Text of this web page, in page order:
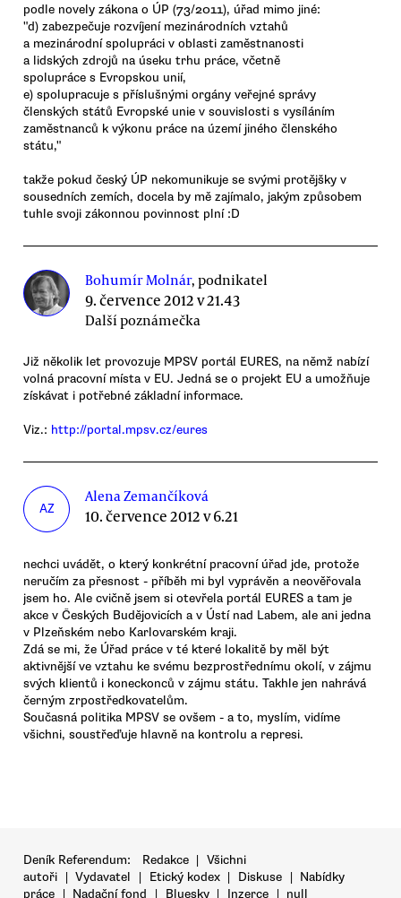
podle novely zákona o ÚP (73/2011), úřad mimo jiné:
"d) zabezpečuje rozvíjení mezinárodních vztahů
a mezinárodní spolupráci v oblasti zaměstnanosti
a lidských zdrojů na úseku trhu práce, včetně
spolupráce s Evropskou unií,
e) spolupracuje s příslušnými orgány veřejné správy
členských států Evropské unie v souvislosti s vysíláním
zaměstnanců k výkonu práce na území jiného členského
státu,"
takže pokud český ÚP nekomunikuje se svými protějšky v
sousedních zemích, docela by mě zajímalo, jakým způsobem
tuhle svoji zákonnou povinnost plní :D
Bohumír Molnár, podnikatel
9. července 2012 v 21.43
Další poznámečka
Již několik let provozuje MPSV portál EURES, na němž nabízí
volná pracovní místa v EU. Jedná se o projekt EU a umožňuje
získávat i potřebné základní informace.
Viz.: http://portal.mpsv.cz/eures
AZ
Alena Zemančíková
10. července 2012 v 6.21
nechci uvádět, o který konkrétní pracovní úřad jde, protože
neručím za přesnost - příběh mi byl vyprávěn a neověřovala
jsem ho. Ale cvičně jsem si otevřela portál EURES a tam je
akce v Českých Budějovicích a v Ústí nad Labem, ale ani jedna
v Plzeňském nebo Karlovarském kraji.
Zdá se mi, že Úřad práce v té které lokalitě by měl být
aktivnější ve vztahu ke svému bezprostřednímu okolí, v zájmu
svých klientů i koneckonců v zájmu státu. Takhle jen nahrává
černým zrpostředkovatelům.
Současná politika MPSV se ovšem - a to, myslím, vidíme
všichni, soustřeďuje hlavně na kontrolu a represi.
Deník Referendum: Redakce | Všichni
autoři | Vydavatel | Etický kodex | Diskuse | Nabídky
práce | Nadační fond | Bluesky | Inzerce | null